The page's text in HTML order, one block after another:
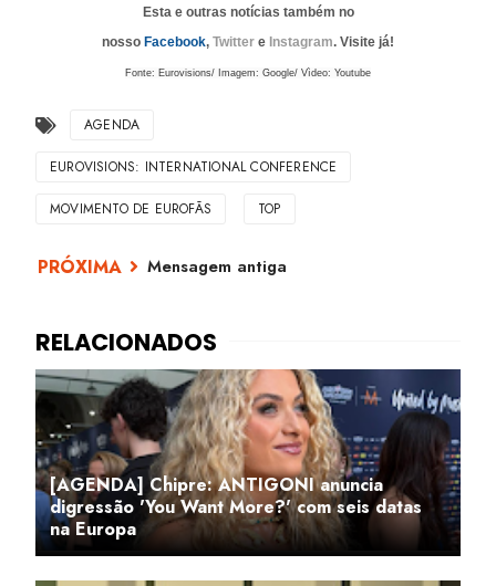
Esta e outras notícias também no
nosso Facebook, Twitter e Instagram. Visite já!
Fonte: Eurovisions/ Imagem: Google/ Vìdeo: Youtube
AGENDA
EUROVISIONS: INTERNATIONAL CONFERENCE
MOVIMENTO DE EUROFÃS TOP
Mensagem antiga
[AGENDA] Chipre: ANTIGONI anuncia
digressão 'You Want More?' com seis datas
na Europa